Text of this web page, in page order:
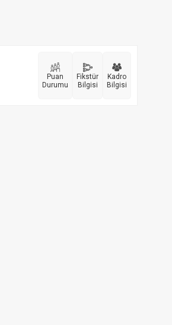
Puan
Durumu
Fikstür
Bilgisi
Kadro
Bilgisi